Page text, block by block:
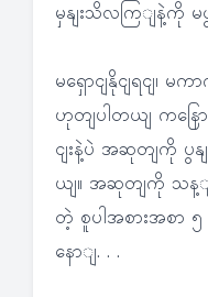
မှနျးသိလကြျနဲ့ကို မ
မရှောငျနိုငျရငျ၊ မ
ဟုတျပါတယျ ကနြေ
ငျးနဲ့ပဲ အဆုတျကို ပွ
ယျ။ အဆုတျကို သန့ျ
တဲ့ စူပါအစားအစာ ၅
နောျ. . .